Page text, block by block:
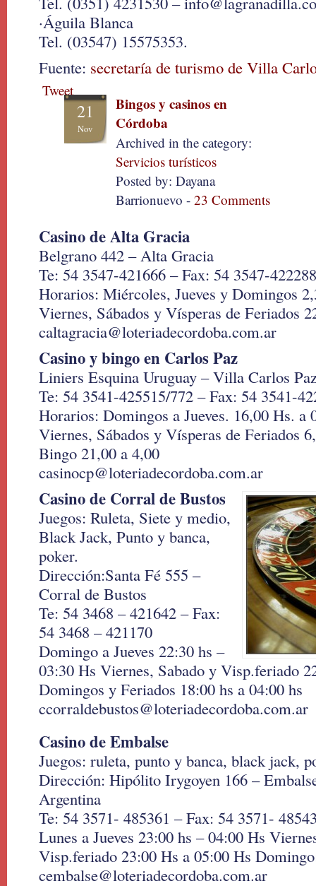
·Águila Blanca
Tel. (03547) 15575353.
Fuente: secretaría de turismo de Villa
Tweet
21
Nov
Bingos y casinos en
Córdoba
Archived in the category:
Servicios turísticos
Posted by: Dayana
Barrionuevo - 23 Comments
Casino de Alta Gracia
Belgrano 442 – Alta Gracia
Te: 54 3547-421666 – Fax: 54 3547-422288
Horarios: Miércoles, Jueves y Domingos
Viernes, Sábados y Vísperas de Feriados
caltagracia@loteriadecordoba.com.ar
Casino y bingo en Carlos Paz
Liniers Esquina Uruguay – Villa Carlos
Te: 54 3541-425515/772 – Fax: 54 3541-
Horarios: Domingos a Jueves. 16,00 Hs. a
Viernes, Sábados y Vísperas de Feriados
Bingo 21,00 a 4,00
casinocp@loteriadecordoba.com.ar
Casino de Corral de Bustos
Juegos: Ruleta, Siete y medio,
Black Jack, Punto y banca,
poker.
Dirección:Santa Fé 555 –
Corral de Bustos
Te: 54 3468 – 421642 – Fax:
54 3468 – 421170
Domingo a Jueves 22:30 hs –
03:30 Hs Viernes, Sabado y Visp.feriado
Domingos y Feriados 18:00 hs a 04:00 hs
ccorraldebustos@loteriadecordoba.com.ar
Casino de Embalse
Juegos: ruleta, punto y banca, black jack,
Dirección: Hipólito Irygoyen 166 –
Argentina
Te: 54 3571- 485361 – Fax: 54 3571-
Lunes a Jueves 23:00 hs – 04:00 Hs
Visp.feriado 23:00 Hs a 05:00 Hs
cembalse@loteriadecordoba.com.ar